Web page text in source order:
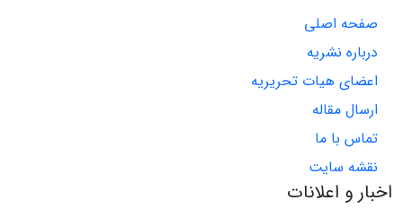
صفحه اصلی
درباره نشریه
اعضای هیات تحریریه
ارسال مقاله
تماس با ما
نقشه سایت
اخبار و اعلانات